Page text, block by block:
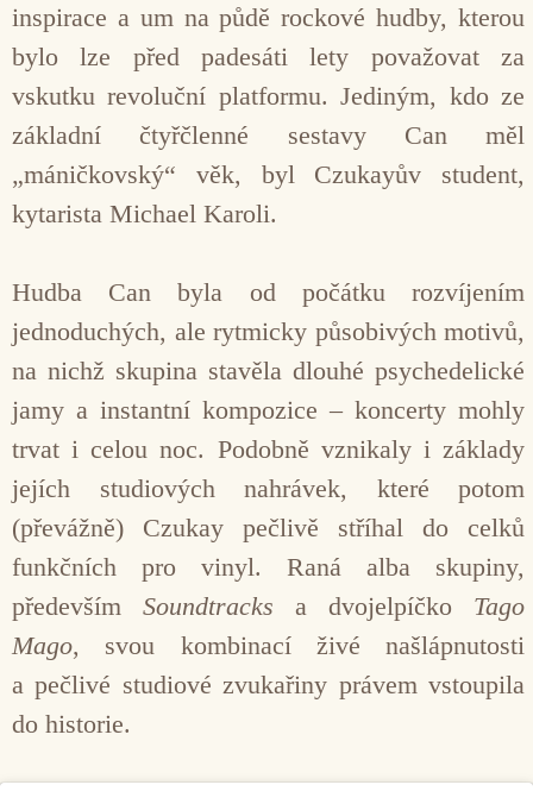
inspirace a um na půdě rockové hudby, kterou
bylo lze před padesáti lety považovat za
vskutku revoluční platformu. Jediným, kdo ze
základní čtyřčlenné sestavy Can měl
„máničkovský“ věk, byl Czukayův student,
kytarista Michael Karoli.
Hudba Can byla od počátku rozvíjením
jednoduchých, ale rytmicky působivých motivů,
na nichž skupina stavěla dlouhé psychedelické
jamy a instantní kompozice – koncerty mohly
trvat i celou noc. Podobně vznikaly i základy
jejích studiových nahrávek, které potom
(převážně) Czukay pečlivě stříhal do celků
funkčních pro vinyl. Raná alba skupiny,
především Soundtracks a dvojelpíčko Tago
Mago, svou kombinací živé našlápnutosti
a pečlivé studiové zvukařiny právem vstoupila
do historie.